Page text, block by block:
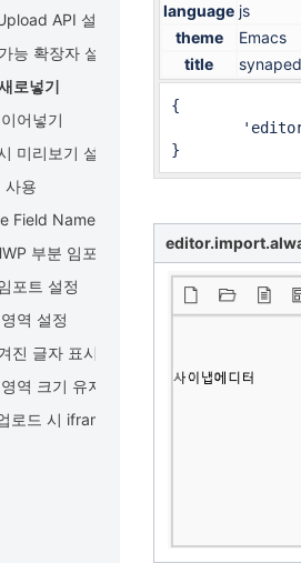
API 설정
능 확장자 설정
로넣기
어넣기
미리보기 설정
사용
Field Name 설정
부분 임포트 설정
포트 설정
역 설정
진 글자 표시하기
역 크기 유지하기
로드 시 iframe으로 생성하기
language js
theme
Emacs
title
{
}